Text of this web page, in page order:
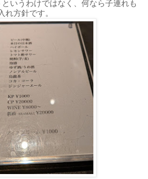
いうわけではなく、何なら子連れも
れ方針です。